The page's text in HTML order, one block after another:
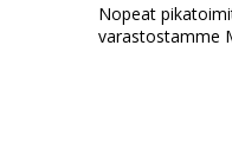
Nopeat
varastostamme